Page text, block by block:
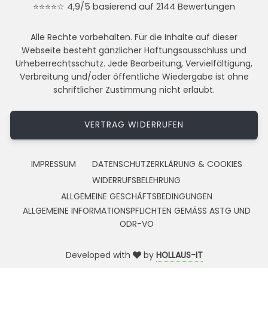
⭐⭐⭐⭐☆ 4,9/5 basierend auf 2144 Bewertungen
Alle Rechte vorbehalten. Für die Inhalte auf dieser
Webseite besteht gänzlicher Haftungsausschluss und
Urheberrechtsschutz. Jede Bearbeitung, Vervielfältigung,
Verbreitung und/oder öffentliche Wiedergabe ist ohne
schriftlicher Zustimmung nicht erlaubt.
VERTRAG WIDERRUFEN
IMPRESSUM
DATENSCHUTZERKLÄRUNG & COOKIES
WIDERRUFSBELEHRUNG
ALLGEMEINE GESCHÄFTSBEDINGUNGEN
ALLGEMEINE INFORMATIONSPFLICHTEN GEMÄSS ASTG UND
ODR-VO
Developed with by HOLLAUS-IT